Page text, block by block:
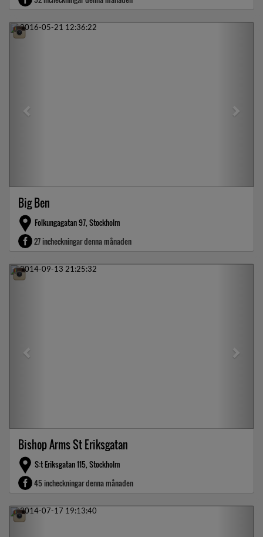
Previous
Big Ben
Folkungagatan 97, Stockholm
27 incheckningar denna månaden
Previous
Bishop Arms St Eriksgatan
S:t Eriksgatan 115, Stockholm
45 incheckningar denna månaden
Previous